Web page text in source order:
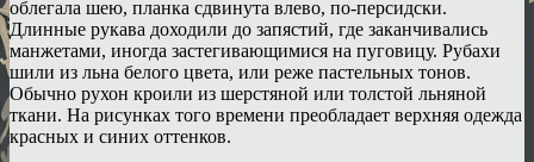
облегала шею, планка сдвинута влево, по-персидски.
Длинные рукава доходили до запястий, где заканчивались
манжетами, иногда застегивающимися на пуговицу. Рубахи
шили из льна белого цвета, или реже пастельных тонов.
Обычно рухон кроили из шерстяной или толстой льняной
ткани. На рисунках того времени преобладает верхняя одежда
красных и синих оттенков.